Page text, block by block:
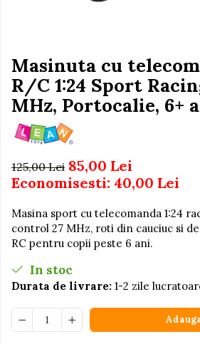
Caluti balansoar
Interactive, educative si
muzicale
Ateliere si unelte
Blocuri de constructie
Covorase de dans
Creative
De plus
Electrocasnice si bucatarii
Fotolii gonflabile
Jocuri sportive
Perioada Sarcinii
Pompe de san
Sisteme De Purtare
Masinuta cu
R/C 1:24 Sport
MHz, Portocalie, 6+
125,00 Lei 85,00 Lei
Economisesti: 40,00 Lei
Masina sport cu telecomanda 1:24
control 27 MHz, roti din cauciuc si
RC pentru copii peste 6 ani.
In stoc
Durata de livrare: 1-2 zile